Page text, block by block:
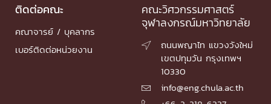
ติดต่อคณะ
คณาจารย์ / บุคลากร
เบอร์ติดต่อหน่วยงาน
คณะวิศวกรรมศาสตร์
จุฬาลงกรณ์มหาวิทยาลัย

ถนนพญาไท แขวงวังใหม่
เขตปทุมวัน กรุงเทพฯ
10330
 info@eng.chula.ac.th